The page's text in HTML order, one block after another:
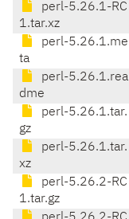
perl-5.26.1-RC
1.tar.xz
perl-5.26.1.me
ta
perl-5.26.1.rea
dme
perl-5.26.1.tar.
gz
perl-5.26.1.tar.
xz
perl-5.26.2-RC
1.tar.gz